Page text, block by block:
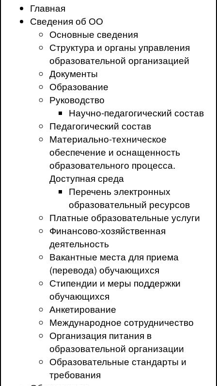
Главная
Сведения об ОО
Основные сведения
Структура и органы управления
образовательной организацией
Документы
Образование
Руководство
Научно-педагогический состав
Педагогический состав
Материально-техническое
обеспечение и оснащенность
образовательного процесса.
Доступная среда
Перечень электронных
образовательный ресурсов
Платные образовательные услуги
Финансово-хозяйственная
деятельность
Вакантные места для приема
(перевода) обучающихся
Стипендии и меры поддержки
обучающихся
Анкетирование
Международное сотрудничество
Организация питания в
образовательной организации
Образовательные стандарты и
требования